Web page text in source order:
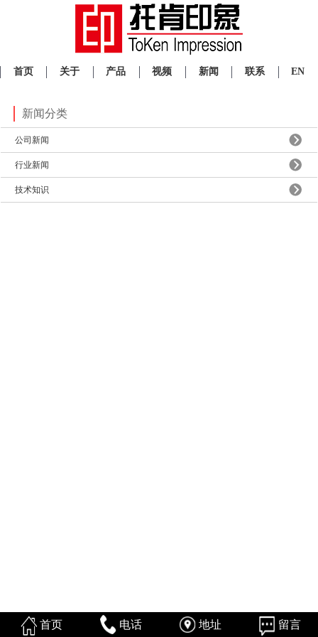
首页 关于 产品 视频 新闻 联系 EN
新闻分类
公司新闻
行业新闻
技术知识
首页 电话 地址 留言